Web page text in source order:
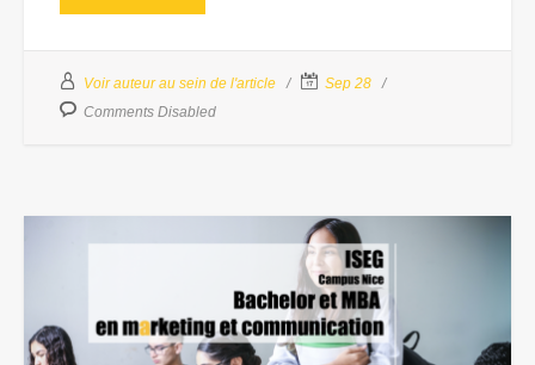
Voir auteur au sein de l'article
Sep 28
Comments Disabled